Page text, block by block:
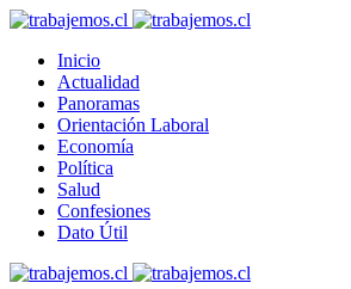
Inicio
Actualidad
Panoramas
Orientación Laboral
Economía
Política
Salud
Confesiones
Dato Útil